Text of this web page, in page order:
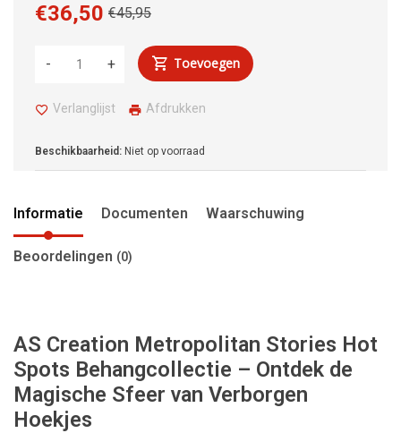
€45,95
€36,50
+
- Toevoegen
Verlanglijst Afdrukken
Beschikbaarheid: Niet op voorraad
Informatie Documenten Waarschuwing
Beoordelingen (0)
AS Creation Metropolitan Stories Hot
Spots Behangcollectie – Ontdek de
Magische Sfeer van Verborgen
Hoekjes